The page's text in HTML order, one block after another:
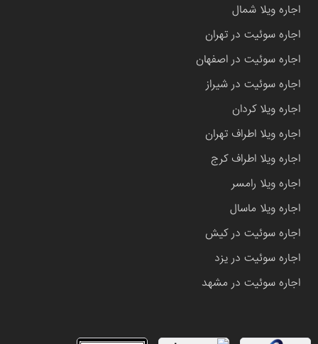
اجاره ویلا شمال
اجاره سوئیت در تهران
اجاره سوئیت در اصفهان
اجاره سوئیت در شیراز
اجاره ویلا کردان
اجاره ویلا اطراف تهران
اجاره ویلا اطراف کرج
اجاره ویلا رامسر
اجاره ویلا ماسال
اجاره سوئیت در کیش
اجاره سوئیت در یزد
اجاره سوئیت در مشهد